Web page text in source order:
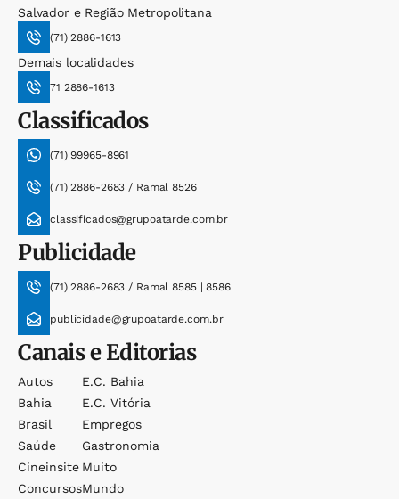
Salvador e Região Metropolitana
(71) 2886-1613
Demais localidades
71 2886-1613
Classificados
(71) 99965-8961
(71) 2886-2683 / Ramal 8526
classificados@grupoatarde.com.br
Publicidade
(71) 2886-2683 / Ramal 8585 | 8586
publicidade@grupoatarde.com.br
Canais e Editorias
Autos
Bahia
Brasil
Saúde
Cineinsite
Concursos
E.c. Bahia
E.c. Vitória
Empregos
Gastronomia
Muito
Mundo